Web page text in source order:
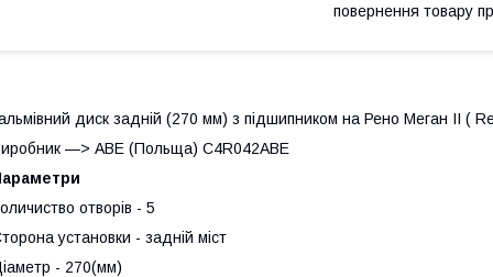
повернення товару
диск задній (270 мм) з підшипником на Рено Меган II (
—> ABE (Польща) C4R042ABE
отворів - 5
установки - задній міст
- 270(мм)